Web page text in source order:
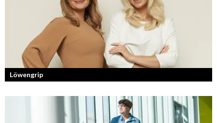
Löwengrip
Från bloggare till influencer och superentreprenör. En resa som fostrat
en kvinnlig entreprenör med en enormt stark förankran...